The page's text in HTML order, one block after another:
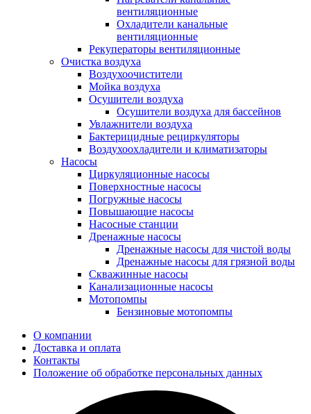
вентиляционные
Охладители канальные
вентиляционные
Рекуператоры вентиляционные
Очистка воздуха
Воздухоочистители
Мойка воздуха
Осушители воздуха
Осушители воздуха для бассейнов
Увлажнители воздуха
Бактерицидные рециркуляторы
Воздухоохладители и климатизаторы
Насосы
Циркуляционные насосы
Поверхностные насосы
Погружные насосы
Повышающие насосы
Насосные станции
Дренажные насосы
Дренажные насосы для чистой воды
Дренажные насосы для грязной воды
Скважинные насосы
Канализационные насосы
Мотопомпы
Бензиновые мотопомпы
О компании
Доставка и оплата
Контакты
Положение об обработке персональных данных